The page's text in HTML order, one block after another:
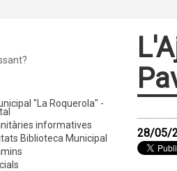
"La Roquerola" -
informatives
Biblioteca Municipal
28/05/